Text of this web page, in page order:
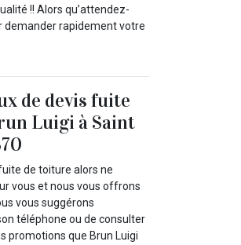
!! Alors qu’attendez-
demander rapidement votre
de devis fuite
Luigi à Saint
de toiture alors ne
vous et nous vous offrons
vous suggérons
téléphone ou de consulter
promotions que Brun Luigi